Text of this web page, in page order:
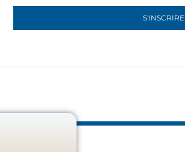
S'INSCRIRE